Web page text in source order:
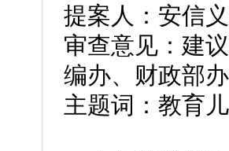
提案人：安信义
审查意见：建
编办、财政部
主题词：教育